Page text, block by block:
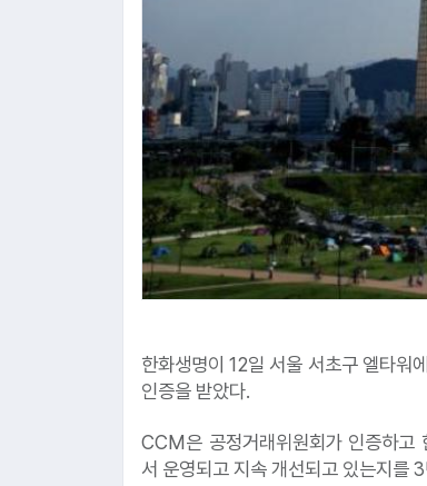
한화생명이 12일 서울 서초구 엘타
인증을 받았다.
CCM은 공정거래위원회가 인증하고
서 운영되고 지속 개선되고 있는지를